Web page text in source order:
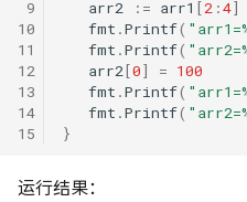
9
10
11
12
13
14
15
arr2
:= arr1 [2 :4]
fmt .Printf(
fmt .Printf(
arr2[0] = 100
fmt .Printf(
fmt .Printf(
}
运行结果：